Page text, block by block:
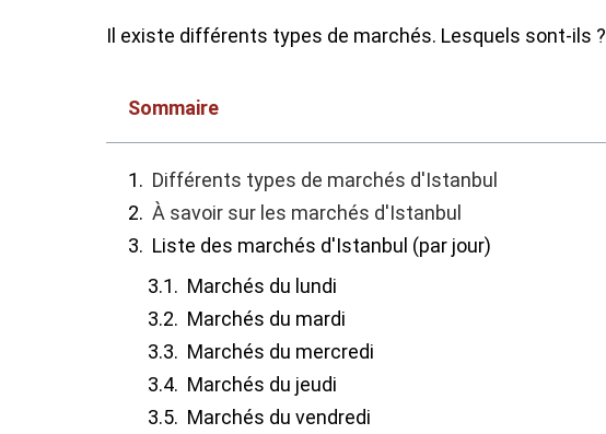
Il existe différents types de marchés. Lesquels sont-ils ?
Sommaire
Différents types de marchés d'Istanbul
À savoir sur les marchés d'Istanbul
Liste des marchés d'Istanbul (par jour)
Marchés du lundi
Marchés du mardi
Marchés du mercredi
Marchés du jeudi
Marchés du vendredi